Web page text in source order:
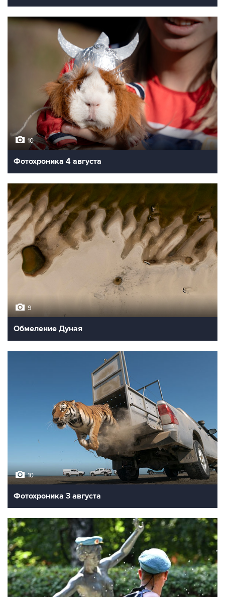
10
Фотохроника 4 августа
9
Обмеление Дуная
10
Фотохроника 3 августа